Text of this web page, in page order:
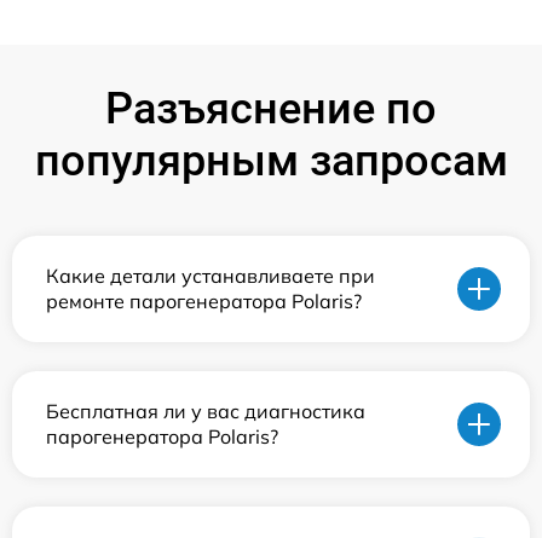
Разъяснение по
популярным запросам
Какие детали устанавливаете при
ремонте парогенератора Polaris?
Бесплатная ли у вас диагностика
парогенератора Polaris?